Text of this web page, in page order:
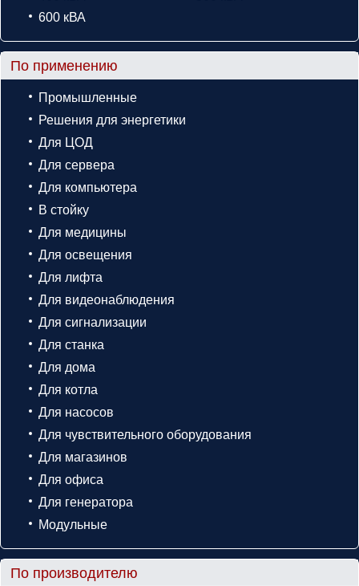
600 кВА
По применению
Промышленные
Решения для энергетики
Для ЦОД
Для сервера
Для компьютера
В стойку
Для медицины
Для освещения
Для лифта
Для видеонаблюдения
Для сигнализации
Для станка
Для дома
Для котла
Для насосов
Для чувствительного оборудования
Для магазинов
Для офиса
Для генератора
Модульные
По производителю